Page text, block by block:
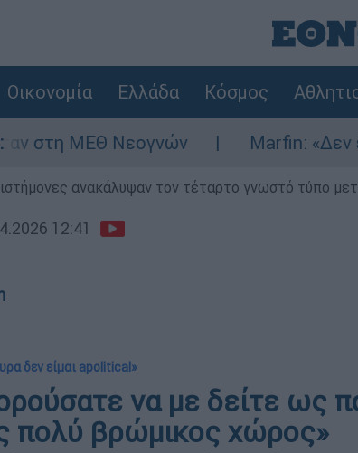
Οικονομία Ελλάδα Κόσμος
Νεογνών Marfin: «Δεν έχω καμία
ανακάλυψαν τον τέταρτο γνωστό τύπο
12:41
δεν είμαι apolitical»
να με δείτε ως
πολύ βρώμικος χώρος»